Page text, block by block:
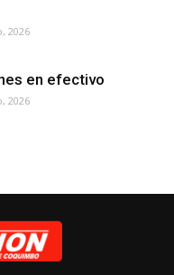
2026
en efectivo
2026